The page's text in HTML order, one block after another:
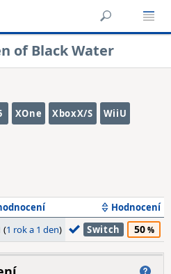
of Black Water
XOne XboxX/S WiiU
Hodnocení
(1 rok a 1 den) Switch 50